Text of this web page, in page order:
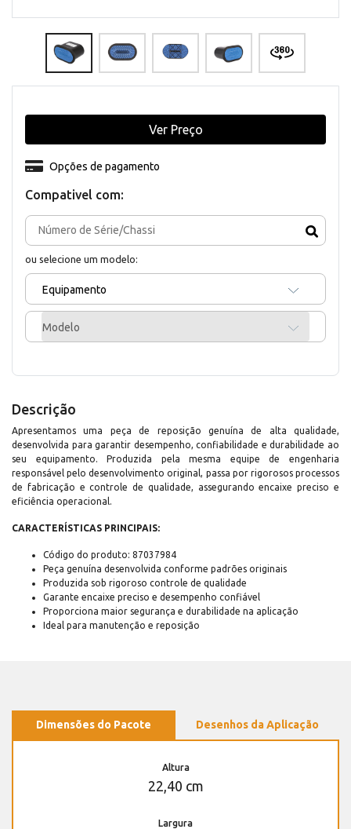
Compativel com:
ou selecione um modelo:
Equipamento
Modelo
Opções de pagamento
Ver Preço
Descrição
Apresentamos uma peça de reposição genuína de alta qualidade,
desenvolvida para garantir desempenho, confiabilidade e durabilidade ao
seu equipamento. Produzida pela mesma equipe de engenharia
responsável pelo desenvolvimento original, passa por rigorosos processos
de fabricação e controle de qualidade, assegurando encaixe preciso e
eficiência operacional.
CARACTERÍSTICAS PRINCIPAIS:
Código do produto: 87037984
Peça genuína desenvolvida conforme padrões originais
Produzida sob rigoroso controle de qualidade
Garante encaixe preciso e desempenho confiável
Proporciona maior segurança e durabilidade na aplicação
Ideal para manutenção e reposição
Dimensões do Pacote Desenhos da Aplicação
Altura
22,40 cm
Largura